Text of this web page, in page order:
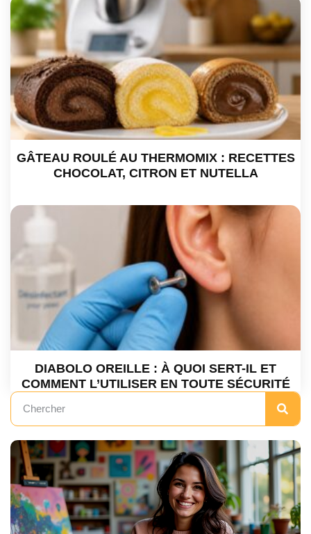
GÂTEAU ROULÉ AU THERMOMIX : RECETTES
CHOCOLAT, CITRON ET NUTELLA
DIABOLO OREILLE : À QUOI SERT-IL ET
COMMENT L’UTILISER EN TOUTE SÉCURITÉ